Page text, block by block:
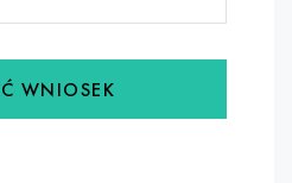
WNIOSEK